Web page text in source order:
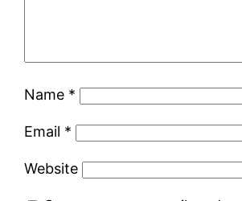
Name *
Email *
Website